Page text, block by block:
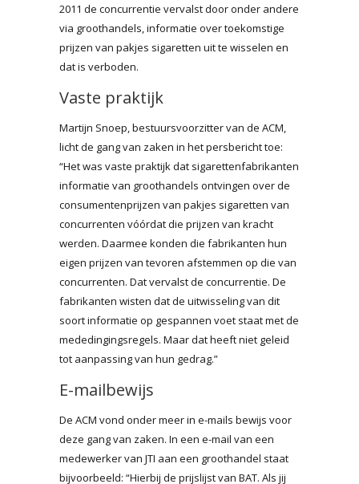
2011 de concurrentie vervalst door onder andere
via groothandels, informatie over toekomstige
prijzen van pakjes sigaretten uit te wisselen en
dat is verboden.
Vaste praktijk
Martijn Snoep, bestuursvoorzitter van de ACM,
licht de gang van zaken in het persbericht toe:
“Het was vaste praktijk dat sigarettenfabrikanten
informatie van groothandels ontvingen over de
consumentenprijzen van pakjes sigaretten van
concurrenten vóórdat die prijzen van kracht
werden. Daarmee konden die fabrikanten hun
eigen prijzen van tevoren afstemmen op die van
concurrenten. Dat vervalst de concurrentie. De
fabrikanten wisten dat de uitwisseling van dit
soort informatie op gespannen voet staat met de
mededingingsregels. Maar dat heeft niet geleid
tot aanpassing van hun gedrag.”
E-mailbewijs
De ACM vond onder meer in e-mails bewijs voor
deze gang van zaken. In een e-mail van een
medewerker van JTI aan een groothandel staat
bijvoorbeeld: “Hierbij de prijslijst van BAT. Als jij